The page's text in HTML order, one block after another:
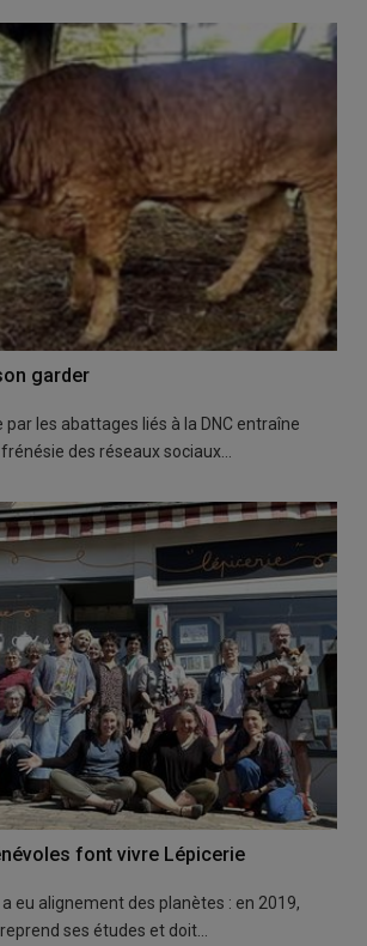
garder
les abattages liés à la DNC entraîne
des réseaux sociaux…
font vivre Lépicerie
eu alignement des planètes : en 2019,
ses études et doit…